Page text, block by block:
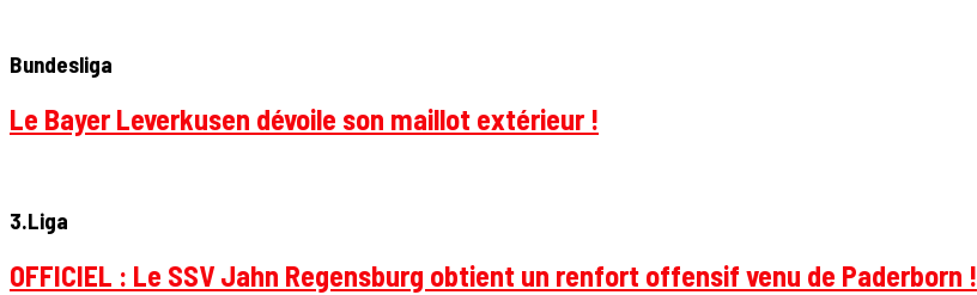
Bundesliga
Le Bayer Leverkusen dévoile son maillot extérieur !
3.Liga
OFFICIEL : Le SSV Jahn Regensburg obtient un renfort offensif venu de Paderborn !